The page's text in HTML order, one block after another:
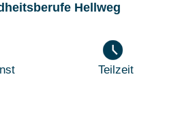
Hellweg
Teilzeit